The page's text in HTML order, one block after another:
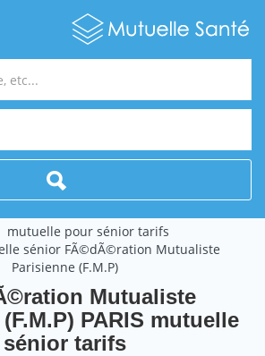
mutuelle pour sénior tarifs
sénior FÃ©dÃ©ration Mutualiste
Parisienne (F.M.P)
Mutualiste
PARIS mutuelle
sénior tarifs